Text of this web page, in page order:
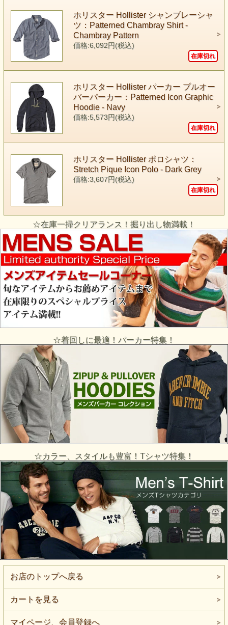
ホリスター Hollister シャンブレーシャ
ツ：Patterned Chambray Shirt -
Chambray Pattern
価格:6,092円(税込)
在庫切れ
ホリスター Hollister パーカー プルオー
バーパーカー：Patterned Icon Graphic
Hoodie - Navy
価格:5,573円(税込)
在庫切れ
ホリスター Hollister ポロシャツ：
Stretch Pique Icon Polo - Dark Grey
価格:3,607円(税込)
在庫切れ
☆在庫一掃クリアランス！掘り出し物満載！
☆着回しに最適！パーカー特集！
☆カラー、スタイルも豊富！Tシャツ特集！
お店のトップへ戻る
カートを見る
マイページ、会員登録へ